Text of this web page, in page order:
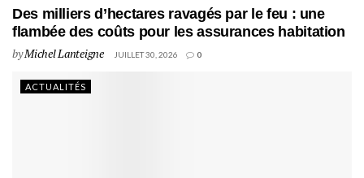
Des milliers d’hectares ravagés par le feu : une
flambée des coûts pour les assurances habitation
byMichel Lanteigne JUILLET 30, 2026 0
ACTUALITÉS